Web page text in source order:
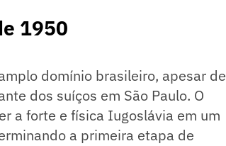
1950
domínio brasileiro, apesar de
dos suíços em São Paulo. O
a forte e física Iugoslávia em um
a primeira etapa de